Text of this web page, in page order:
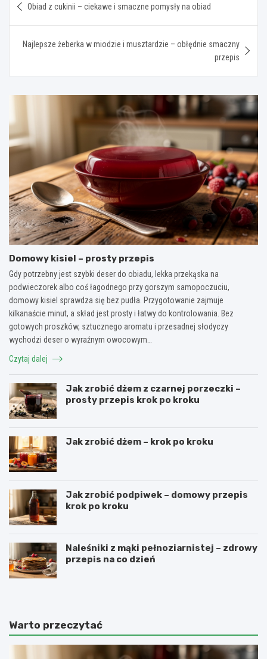
wpisu
Obiad z cukinii – ciekawe i smaczne pomysły na obiad
Najlepsze żeberka w miodzie i musztardzie – obłędnie smaczny
przepis
Domowy kisiel – prosty przepis
Gdy potrzebny jest szybki deser do obiadu, lekka przekąska na
podwieczorek albo coś łagodnego przy gorszym samopoczuciu,
domowy kisiel sprawdza się bez pudła. Przygotowanie zajmuje
kilkanaście minut, a skład jest prosty i łatwy do kontrolowania. Bez
gotowych proszków, sztucznego aromatu i przesadnej słodyczy
wychodzi deser o wyraźnym owocowym…
Czytaj dalej
Jak zrobić dżem z czarnej porzeczki –
prosty przepis krok po kroku
Jak zrobić dżem – krok po kroku
Jak zrobić podpiwek – domowy przepis
krok po kroku
Naleśniki z mąki pełnoziarnistej – zdrowy
przepis na co dzień
Warto przeczytać